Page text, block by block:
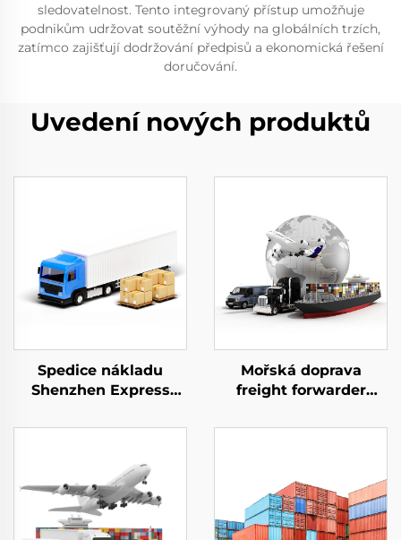
sledovatelnost. Tento integrovaný přístup umožňuje
podnikům udržovat soutěžní výhody na globálních trzích,
zatímco zajišťují dodržování předpisů a ekonomická řešení
doručování.
Uvedení nových produktů
Spedice nákladu
Shenzhen Express
expresní doprava Dhl
- 7 dní Globální
kupující
Mořská doprava
freight forwarder
- Spojené království
logistické služby